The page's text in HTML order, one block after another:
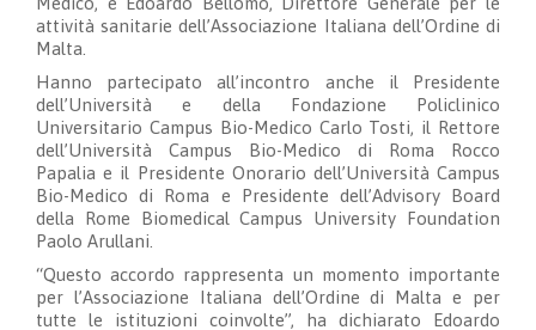
attività sanitarie dell’Associazione Italiana dell’Ordine di
Malta.
Hanno partecipato all’incontro anche il Presidente
dell’Università e della Fondazione Policlinico
Universitario Campus Bio-Medico Carlo Tosti, il Rettore
dell’Università Campus Bio-Medico di Roma Rocco
Papalia e il Presidente Onorario dell’Università Campus
Bio-Medico di Roma e Presidente dell’Advisory Board
della Rome Biomedical Campus University Foundation
Paolo Arullani.
“Questo accordo rappresenta un momento importante
per l’Associazione Italiana dell’Ordine di Malta e per
tutte le istituzioni coinvolte”, ha dichiarato Edoardo